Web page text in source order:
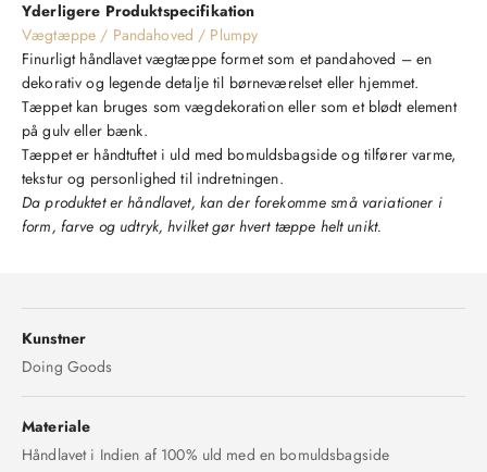
Yderligere Produktspecifikation
Vægtæppe / Pandahoved / Plumpy
Finurligt håndlavet vægtæppe formet som et pandahoved – en
dekorativ og legende detalje til børneværelset eller hjemmet.
Tæppet kan bruges som vægdekoration eller som et blødt element
på gulv eller bænk.
Tæppet er håndtuftet i uld med bomuldsbagside og tilfører varme,
tekstur og personlighed til indretningen.
Da produktet er håndlavet, kan der forekomme små variationer i
form, farve og udtryk, hvilket gør hvert tæppe helt unikt.
Kunstner
Doing Goods
Materiale
Håndlavet i Indien af ​​100% uld med en bomuldsbagside